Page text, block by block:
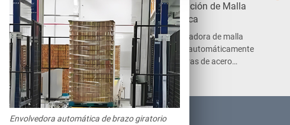
La preparación de
materias primas es la
primera etapa que se lleva
a cabo en una línea de
producción de placas y
bloques de hormigón.
circulación de Malla
Metálica
La soldadora de malla
suelda automáticamente
las barras de acero
enderezadas en una malla
de acero para la
producción de los paneles
de hormigón
PRODUCTOS
Envolvedora automática de brazo giratorio